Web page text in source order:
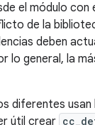
el módulo
de la
deben
lo general, la
diferentes
útil crear